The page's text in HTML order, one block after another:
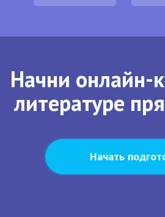
Начни онлайн-
литературе
Начать